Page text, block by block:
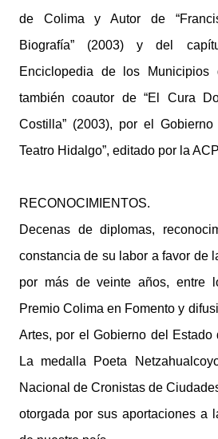
de Colima y Autor de
Biografía” (2003) y del
Enciclopedia de los
también coautor de “El Cura
Costilla” (2003), por el
Teatro Hidalgo”, editado por la
RECONOCIMIENTOS.
Decenas de diplomas,
constancia de su labor a favor de
por más de veinte años, entre
Premio Colima en Fomento y
Artes, por el Gobierno del
La medalla Poeta
Nacional de Cronistas de
otorgada por sus aportaciones a